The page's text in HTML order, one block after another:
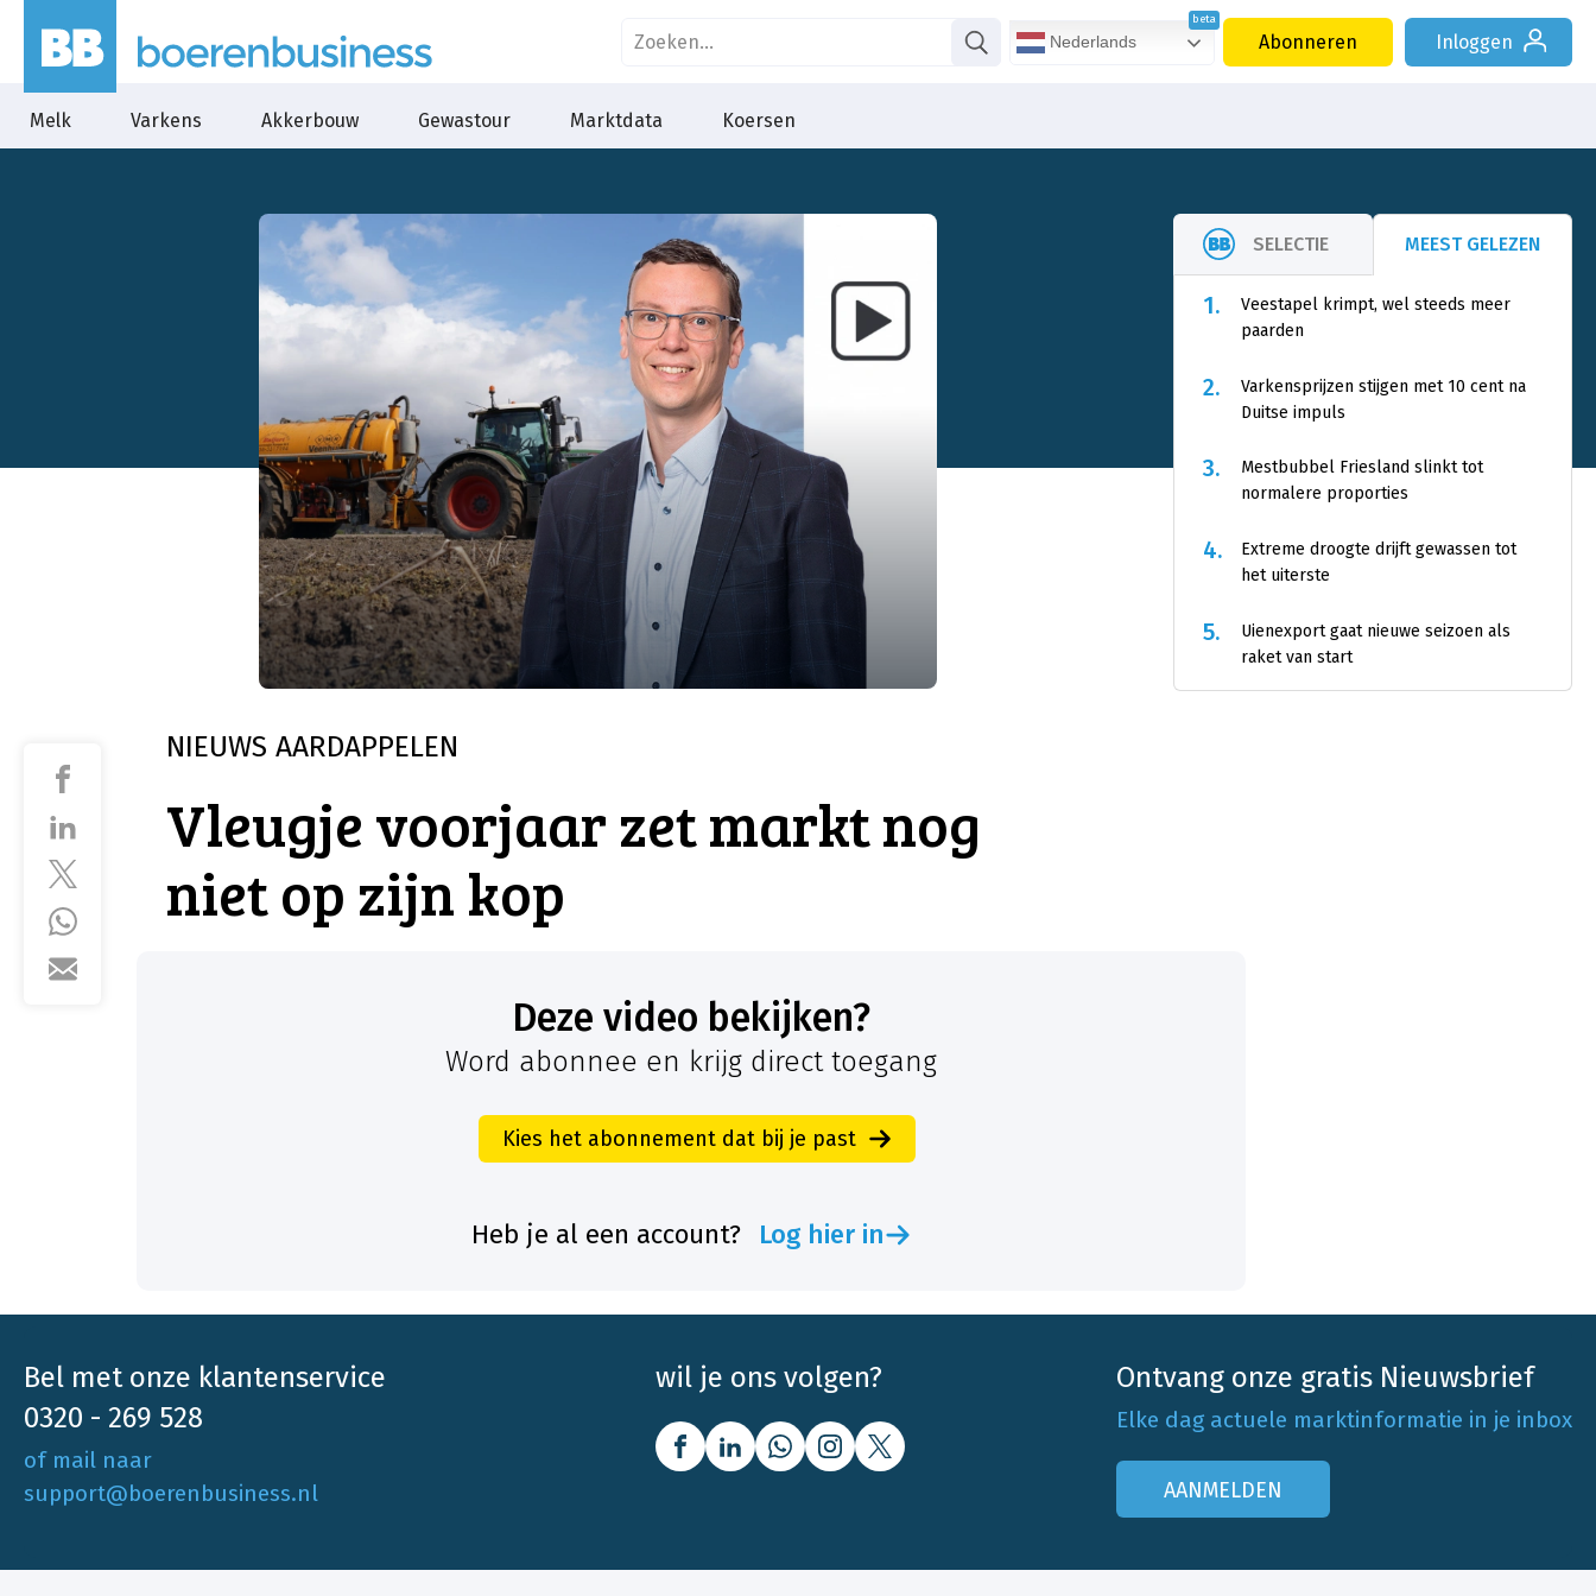
Nederlands Abonneren Inloggen
Melk Varkens Akkerbouw Gewastour Marktdata Koersen
NIEUWS AARDAPPELEN
Vleugje voorjaar zet markt nog
niet op zijn kop
SELECTIE MEEST GELEZEN
1.
Veestapel krimpt, wel steeds meer
paarden
2.
Varkensprijzen stijgen met 10 cent na
Duitse impuls
3.
Mestbubbel Friesland slinkt tot
normalere proporties
4.
Extreme droogte drijft gewassen tot
het uiterste
5.
Uienexport gaat nieuwe seizoen als
raket van start
Deze video bekijken?
Word abonnee en krijg direct toegang
Kies het abonnement dat bij je past
Heb je al een account? Log hier in
Bel met onze klantenservice
0320 - 269 528
of mail naar
support@boerenbusiness.nl
wil je ons volgen? Ontvang onze gratis Nieuwsbrief
Elke dag actuele marktinformatie in je inbox
AANMELDEN